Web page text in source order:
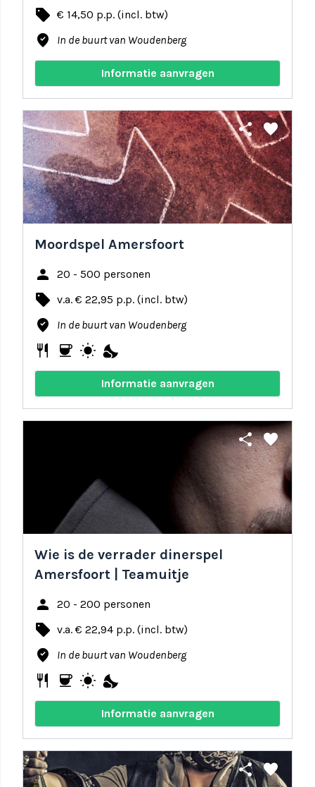
local_offer € 14,50 p.p. (incl. btw)
where_to_vote In de buurt van Woudenberg
Informatie aanvragen
share favorite
Moordspel Amersfoort
person 20 - 500 personen
local_offer v.a. € 22,95 p.p. (incl. btw)
where_to_vote In de buurt van Woudenberg
restaurant coffee wb_sunny nights_stay
Informatie aanvragen
share favorite
Wie is de verrader dinerspel
Amersfoort | Teamuitje
person 20 - 200 personen
local_offer v.a. € 22,94 p.p. (incl. btw)
where_to_vote In de buurt van Woudenberg
restaurant coffee wb_sunny nights_stay
Informatie aanvragen
share favorite